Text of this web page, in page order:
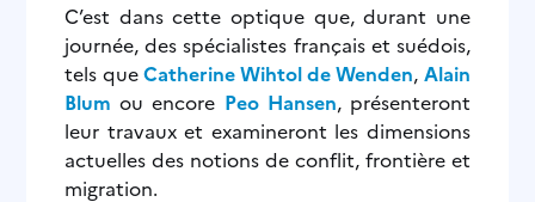
C’est dans cette optique que, durant une
journée, des spécialistes français et suédois,
tels queCatherine Wihtol de Wenden, Alain
Blumou encore Peo Hansen, présenteront
leur travaux et examineront les dimensions
actuelles des notions de conflit, frontière et
migration.